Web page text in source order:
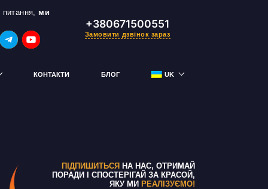
питання, ми
+380671500551
Замовити дзвінок зараз
КОНТАКТИ БЛОГ UK
ПІДПИШИТЬСЯ НА НАС, ОТРИМАЙ
ПОРАДИ І СПОСТЕРІГАЙ ЗА КРАСОЙ,
ЯКУ МИ РЕАЛІЗУЄМО!